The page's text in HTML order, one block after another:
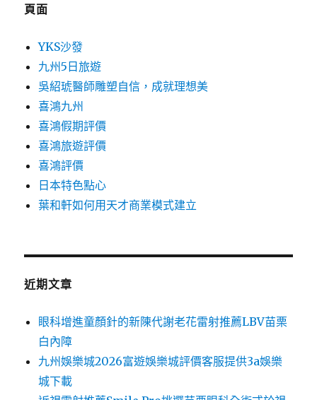
頁面
YKS沙發
九州5日旅遊
吳紹琥醫師雕塑自信，成就理想美
喜鴻九州
喜鴻假期評價
喜鴻旅遊評價
喜鴻評價
日本特色點心
葉和軒如何用天才商業模式建立
近期文章
眼科增進童顏針的新陳代謝老花雷射推薦LBV苗栗
白內障
九州娛樂城2026富遊娛樂城評價客服提供3a娛樂
城下載